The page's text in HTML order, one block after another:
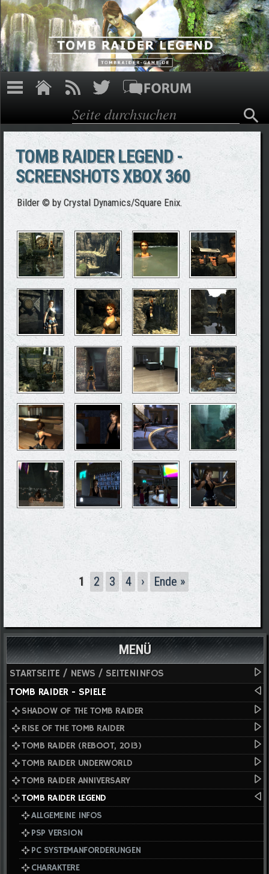
Direkt zum Inhalt
Suchformular
Suche
TOMB RAIDER LEGEND -
SCREENSHOTS XBOX 360
Bilder © by Crystal Dynamics/Square Enix.
Seiten
1 2 3 4 › Ende »
MENÜ
STARTSEITE / NEWS / SEITENINFOS
TOMB RAIDER - SPIELE
SHADOW OF THE TOMB RAIDER
RISE OF THE TOMB RAIDER
TOMB RAIDER (REBOOT, 2013)
TOMB RAIDER UNDERWORLD
TOMB RAIDER ANNIVERSARY
TOMB RAIDER LEGEND
ALLGEMEINE INFOS
PSP VERSION
PC SYSTEMANFORDERUNGEN
CHARAKTERE